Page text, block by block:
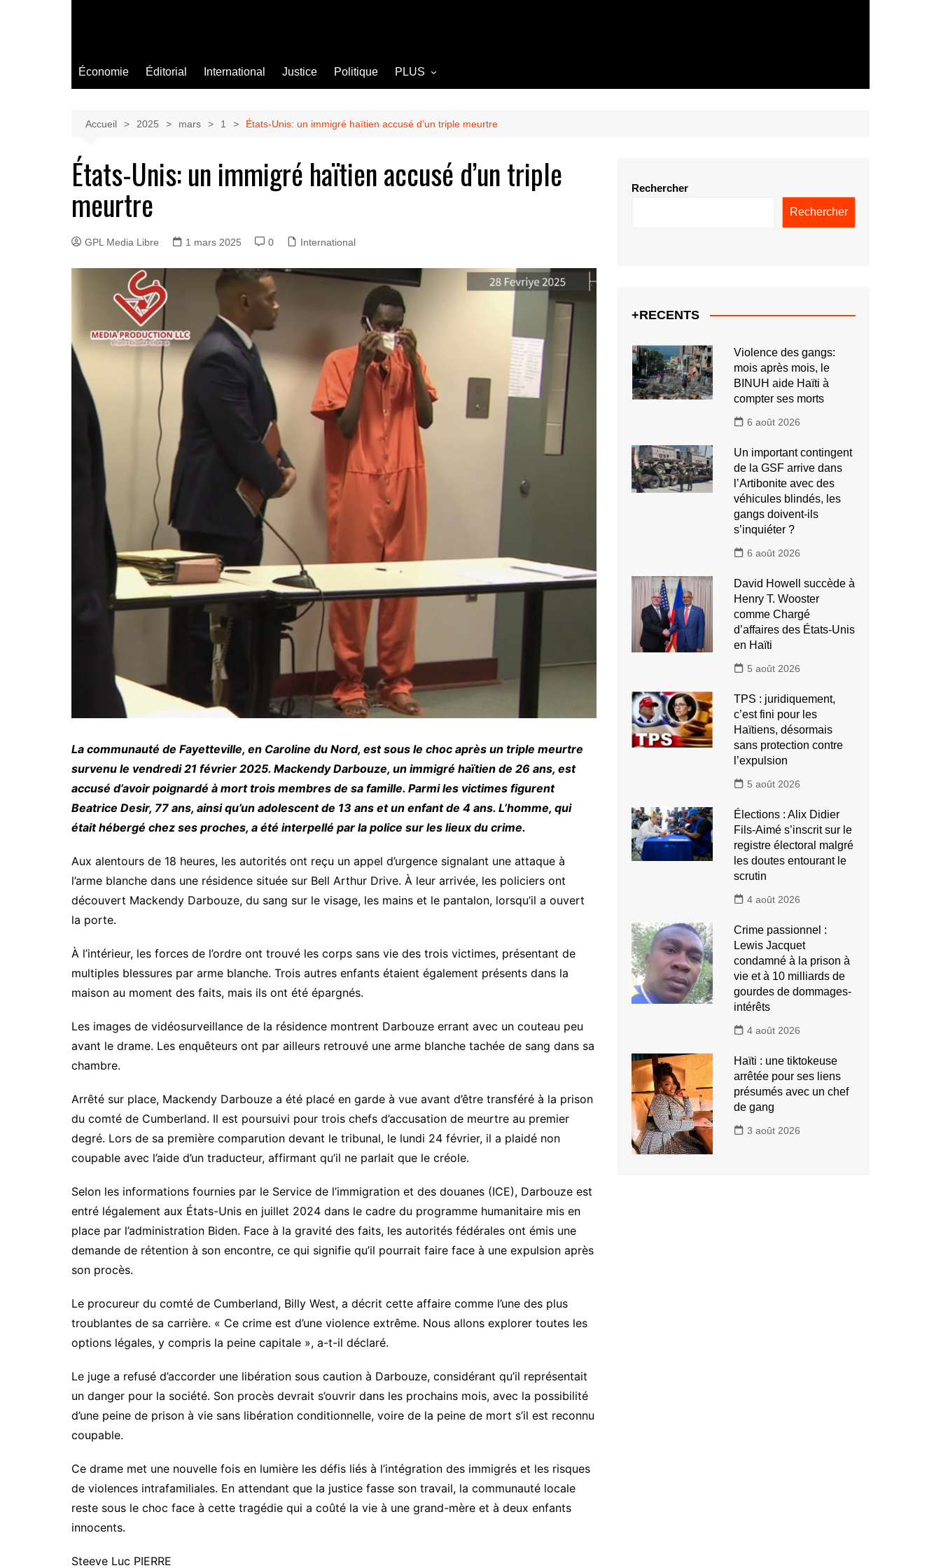
Économie Éditorial International Justice Politique PLUS
Culture
Société
Accueil 2025 mars 1 États-Unis: un immigré haïtien accusé d’un triple meurtre
États-Unis: un immigré haïtien accusé d’un triple
meurtre
GPL Media Libre 1 mars 2025 0 International
La communauté de Fayetteville, en Caroline du Nord, est sous le choc après un triple meurtre
survenu le vendredi 21 février 2025. Mackendy Darbouze, un immigré haïtien de 26 ans, est
accusé d’avoir poignardé à mort trois membres de sa famille. Parmi les victimes figurent
Beatrice Desir, 77 ans, ainsi qu’un adolescent de 13 ans et un enfant de 4 ans. L’homme, qui
était hébergé chez ses proches, a été interpellé par la police sur les lieux du crime.
Aux alentours de 18 heures, les autorités ont reçu un appel d’urgence signalant une attaque à
l’arme blanche dans une résidence située sur Bell Arthur Drive. À leur arrivée, les policiers ont
découvert Mackendy Darbouze, du sang sur le visage, les mains et le pantalon, lorsqu’il a ouvert
la porte.
À l’intérieur, les forces de l’ordre ont trouvé les corps sans vie des trois victimes, présentant de
multiples blessures par arme blanche. Trois autres enfants étaient également présents dans la
maison au moment des faits, mais ils ont été épargnés.
Les images de vidéosurveillance de la résidence montrent Darbouze errant avec un couteau peu
avant le drame. Les enquêteurs ont par ailleurs retrouvé une arme blanche tachée de sang dans sa
chambre.
Arrêté sur place, Mackendy Darbouze a été placé en garde à vue avant d’être transféré à la prison
du comté de Cumberland. Il est poursuivi pour trois chefs d’accusation de meurtre au premier
degré. Lors de sa première comparution devant le tribunal, le lundi 24 février, il a plaidé non
coupable avec l’aide d’un traducteur, affirmant qu’il ne parlait que le créole.
Selon les informations fournies par le Service de l’immigration et des douanes (ICE), Darbouze est
entré légalement aux États-Unis en juillet 2024 dans le cadre du programme humanitaire mis en
place par l’administration Biden. Face à la gravité des faits, les autorités fédérales ont émis une
demande de rétention à son encontre, ce qui signifie qu’il pourrait faire face à une expulsion après
son procès.
Le procureur du comté de Cumberland, Billy West, a décrit cette affaire comme l’une des plus
troublantes de sa carrière. « Ce crime est d’une violence extrême. Nous allons explorer toutes les
options légales, y compris la peine capitale », a-t-il déclaré.
Le juge a refusé d’accorder une libération sous caution à Darbouze, considérant qu’il représentait
un danger pour la société. Son procès devrait s’ouvrir dans les prochains mois, avec la possibilité
d’une peine de prison à vie sans libération conditionnelle, voire de la peine de mort s’il est reconnu
coupable.
Ce drame met une nouvelle fois en lumière les défis liés à l’intégration des immigrés et les risques
de violences intrafamiliales. En attendant que la justice fasse son travail, la communauté locale
reste sous le choc face à cette tragédie qui a coûté la vie à une grand-mère et à deux enfants
innocents.
Steeve Luc PIERRE
Rechercher
Rechercher
+RECENTS
Violence des gangs:
mois après mois, le
BINUH aide Haïti à
compter ses morts
6 août 2026
Un important contingent
de la GSF arrive dans
l’Artibonite avec des
véhicules blindés, les
gangs doivent-ils
s’inquiéter ?
6 août 2026
David Howell succède à
Henry T. Wooster
comme Chargé
d’affaires des États-Unis
en Haïti
5 août 2026
TPS : juridiquement,
c’est fini pour les
Haïtiens, désormais
sans protection contre
l’expulsion
5 août 2026
Élections : Alix Didier
Fils-Aimé s’inscrit sur le
registre électoral malgré
les doutes entourant le
scrutin
4 août 2026
Crime passionnel :
Lewis Jacquet
condamné à la prison à
vie et à 10 milliards de
gourdes de dommages-
intérêts
4 août 2026
Haïti : une tiktokeuse
arrêtée pour ses liens
présumés avec un chef
de gang
3 août 2026